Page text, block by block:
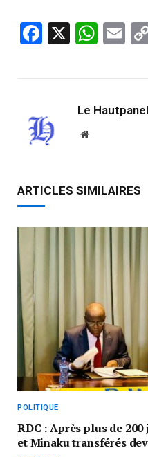
Facebook
X
Le Hautpanel
Website
ARTICLES SIMILAIRES
POLITIQUE
RDC : Après plus de
et Minaku transférés